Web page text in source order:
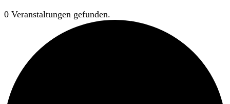
0 Veranstaltungen gefunden.